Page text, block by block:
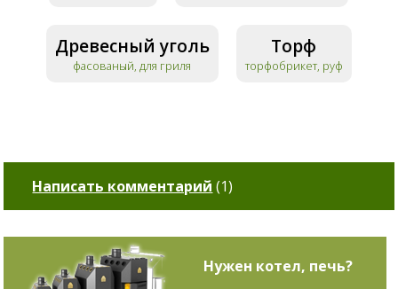
Древесный уголь
фасованый, для гриля
Торф
торфобрикет, руф
Написать комментарий (1)
Нужен котел, печь?